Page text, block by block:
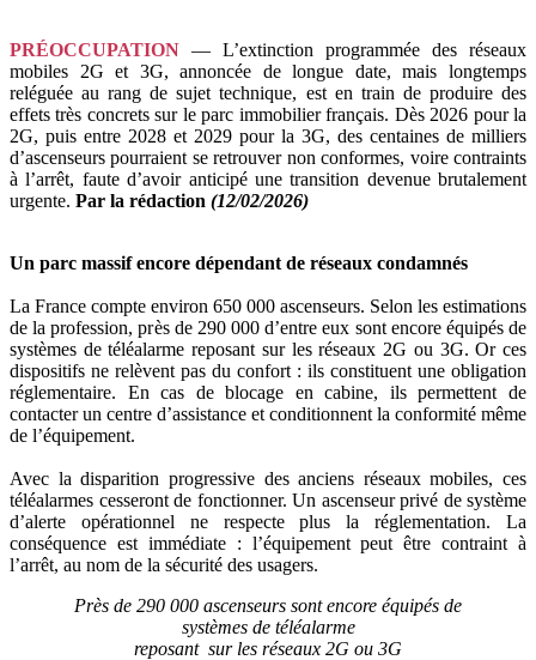
PRÉOCCUPATION — L’extinction programmée des réseaux
mobiles 2G et 3G, annoncée de longue date, mais longtemps
reléguée au rang de sujet technique, est en train de produire des
effets très concrets sur le parc immobilier français. Dès 2026 pour la
2G, puis entre 2028 et 2029 pour la 3G, des centaines de milliers
d’ascenseurs pourraient se retrouver non conformes, voire contraints
à l’arrêt, faute d’avoir anticipé une transition devenue brutalement
urgente. Par la rédaction (12/02/2026)
Un parc massif encore dépendant de réseaux condamnés
La France compte environ 650 000 ascenseurs. Selon les estimations
de la profession, près de 290 000 d’entre eux sont encore équipés de
systèmes de téléalarme reposant sur les réseaux 2G ou 3G. Or ces
dispositifs ne relèvent pas du confort : ils constituent une obligation
réglementaire. En cas de blocage en cabine, ils permettent de
contacter un centre d’assistance et conditionnent la conformité même
de l’équipement.
Avec la disparition progressive des anciens réseaux mobiles, ces
téléalarmes cesseront de fonctionner. Un ascenseur privé de système
d’alerte opérationnel ne respecte plus la réglementation. La
conséquence est immédiate : l’équipement peut être contraint à
l’arrêt, au nom de la sécurité des usagers.
Près de 290 000 ascenseurs sont encore équipés de
systèmes de téléalarme
reposant sur les réseaux 2G ou 3G